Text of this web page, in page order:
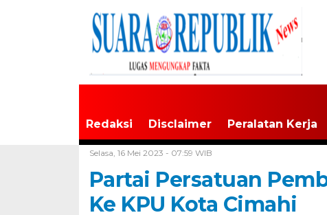
Redaksi Disclaimer Peralatan Kerja
Selasa, 16 Mei 2023 - 07:59 WIB
Partai Persatuan
Ke KPU Kota Cimahi